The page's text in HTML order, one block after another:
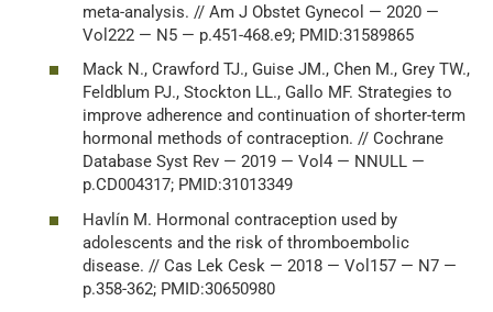
meta-analysis. // Am J Obstet Gynecol — 2020 —
Vol222 — N5 — p.451-468.e9; PMID:31589865
Mack N., Crawford TJ., Guise JM., Chen M., Grey TW.,
Feldblum PJ., Stockton LL., Gallo MF. Strategies to
improve adherence and continuation of shorter-term
hormonal methods of contraception. // Cochrane
Database Syst Rev — 2019 — Vol4 — NNULL —
p.CD004317; PMID:31013349
Havlín M. Hormonal contraception used by
adolescents and the risk of thromboembolic
disease. // Cas Lek Cesk — 2018 — Vol157 — N7 —
p.358-362; PMID:30650980